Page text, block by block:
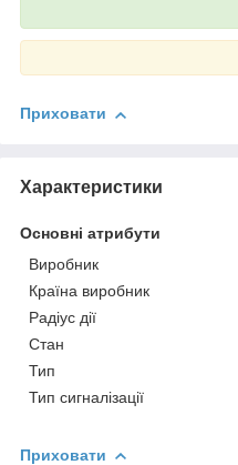
Приховати
Характеристики
Основні атрибути
Виробник
Країна виробник
Радіус дії
Стан
Тип
Тип сигналізації
Приховати